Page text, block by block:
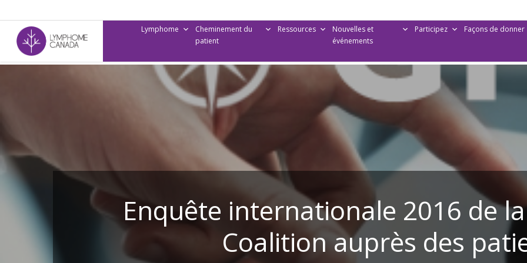
to
main
content
Lymphome
Cheminement du
patient
Ressources
Nouvelles et
événements
Participez Façons de donner
Enquête internationale 2016 de
Coalition auprès des